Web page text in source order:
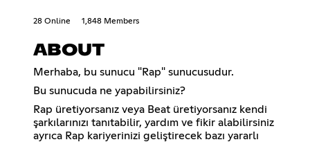
28 Online 1,848 Members
ABOUT
Merhaba, bu sunucu "Rap" sunucusudur.
Bu sunucuda ne yapabilirsiniz?
Rap üretiyorsanız veya Beat üretiyorsanız kendi
şarkılarınızı tanıtabilir, yardım ve fikir alabilirsiniz
ayrıca Rap kariyerinizi geliştirecek bazı yararlı